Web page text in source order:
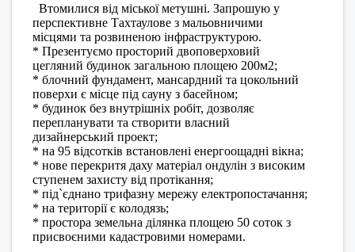
Втомилися від міської метушні. Запрошую у
перспективне Тахтаулове з мальовничими
місцями та розвиненою інфраструктурою.
* Презентуємо просторий двоповерховий
цегляний будинок загальною площею 200м2;
* блочний фундамент, мансардний та цокольний
поверхи є місце під сауну з басейном;
* будинок без внутрішніх робіт, дозволяє
перепланувати та створити власний
дизайнерський проект;
* на 95 відсотків встановлені енергоощадні вікна;
* нове перекритя даху матеріал ондулін з високим
ступенем захисту від протікання;
* під`єднано трифазну мережу електропостачання;
* на території є колодязь;
* простора земельна ділянка площею 50 соток з
присвоєними кадастровими номерами.